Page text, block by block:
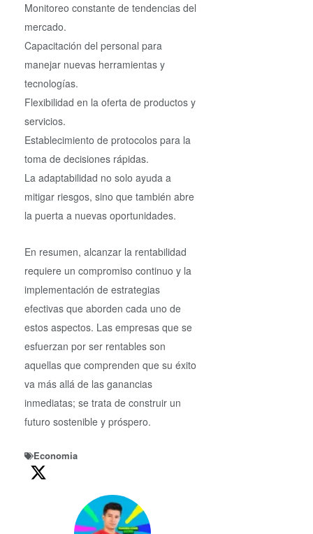
Monitoreo constante de tendencias del
mercado.
Capacitación del personal para
manejar nuevas herramientas y
tecnologías.
Flexibilidad en la oferta de productos y
servicios.
Establecimiento de protocolos para la
toma de decisiones rápidas.
La adaptabilidad no solo ayuda a
mitigar riesgos, sino que también abre
la puerta a nuevas oportunidades.
En resumen, alcanzar la rentabilidad
requiere un compromiso continuo y la
implementación de estrategias
efectivas que aborden cada uno de
estos aspectos. Las empresas que se
esfuerzan por ser rentables son
aquellas que comprenden que su éxito
va más allá de las ganancias
inmediatas; se trata de construir un
futuro sostenible y próspero.
Economia